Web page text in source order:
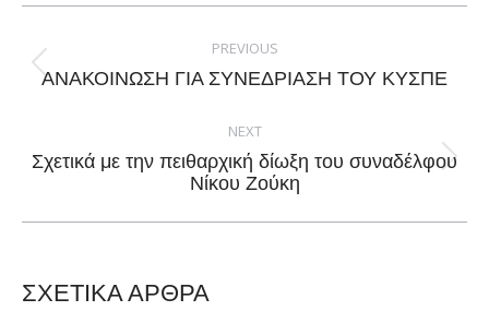
navigation
PREVIOUS
Previous
ΑΝΑΚΟΙΝΩΣΗ ΓΙΑ ΣΥΝΕΔΡΙΑΣΗ ΤΟΥ ΚΥΣΠΕ
NEXT
Next
Σχετικά με την πειθαρχική δίωξη του συναδέλφου
Νίκου Ζούκη
ΣΧΕΤΙΚΑ ΑΡΘΡΑ